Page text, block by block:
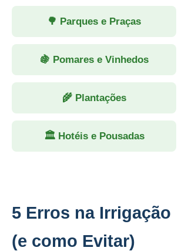
🌳 Parques e Praças
🍇 Pomares e Vinhedos
🌾 Plantações
🏛 Hotéis e Pousadas
5 Erros na Irrigação
(e como Evitar)